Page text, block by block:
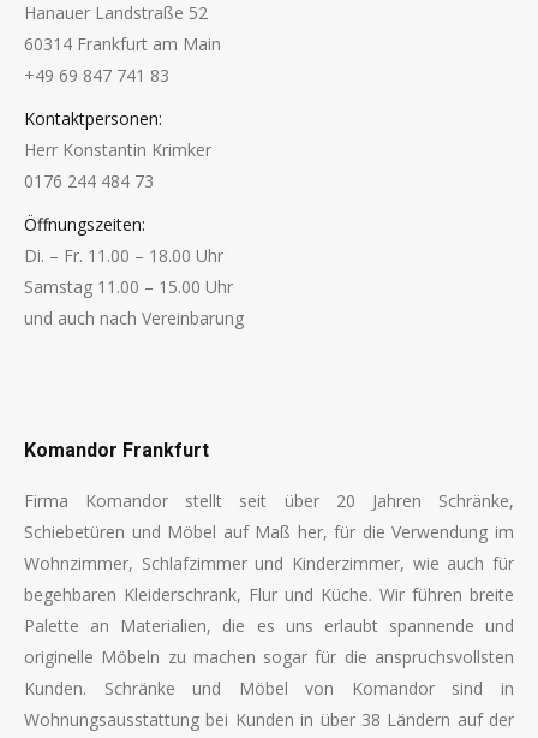
Hanauer Landstraße 52
60314 Frankfurt am Main
+49 69 847 741 83
Kontaktpersonen:
Herr Konstantin Krimker
0176 244 484 73
Öffnungszeiten:
Di. – Fr. 11.00 – 18.00 Uhr
Samstag 11.00 – 15.00 Uhr
und auch nach Vereinbarung
Komandor Frankfurt
Firma Komandor stellt seit über 20 Jahren Schränke,
Schiebetüren und Möbel auf Maß her, für die Verwendung im
Wohnzimmer, Schlafzimmer und Kinderzimmer, wie auch für
begehbaren Kleiderschrank, Flur und Küche. Wir führen breite
Palette an Materialien, die es uns erlaubt spannende und
originelle Möbeln zu machen sogar für die anspruchsvollsten
Kunden. Schränke und Möbel von Komandor sind in
Wohnungsausstattung bei Kunden in über 38 Ländern auf der